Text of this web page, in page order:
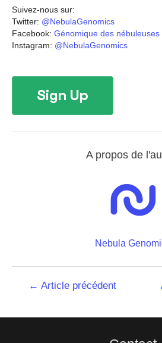
Suivez-nous sur:
Twitter: @NebulaGenomics
Facebook: Génomique des nébuleuses
Instagram: @NebulaGenomics
A propos de
Nebula
Navigation
← Article précédent